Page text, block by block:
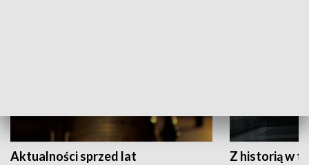
Aktualności sprzed lat Z historią w